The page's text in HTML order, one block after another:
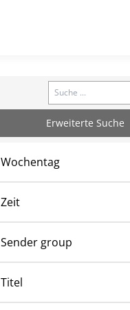
Search
Erweiterte Suche
Wochentag
Zeit
Sender group
Titel